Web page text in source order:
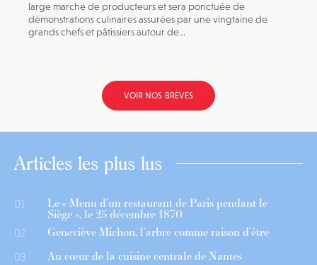
large marché de producteurs et sera ponctuée de
démonstrations culinaires assurées par une vingtaine de
grands chefs et pâtissiers autour de...
VOIR NOS BRÈVES
Articles les plus lus
01 Le « Menu d’un restaurant de Paris pendant le
Siège », le 25 décembre 1870
02 Geneviève Michon, l’arbre comme raison d’être
03 Au cœur de la cuisine centrale de Nantes